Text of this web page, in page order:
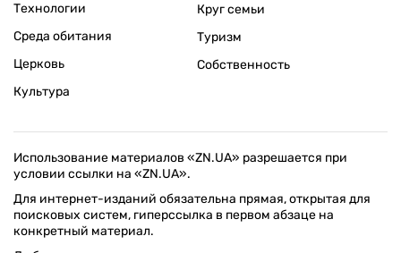
Технологии
Среда обитания
Церковь
Культура
Круг семьи
Туризм
Собственность
Использование материалов «ZN.UA» разрешается при
условии ссылки на «ZN.UA».
Для интернет-изданий обязательна прямая, открытая для
поисковых систем, гиперссылка в первом абзаце на
конкретный материал.